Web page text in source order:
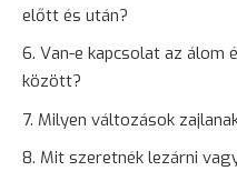
előtt és után?
Van-e kapcsolat az álom
között?
Milyen változások
Mit szeretnék lezárni